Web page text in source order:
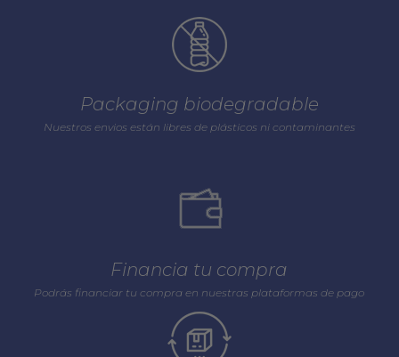
Packaging biodegradable
Nuestros envios están libres de plásticos ni contaminantes
Financia tu compra
Podrás financiar tu compra en nuestras plataformas de pago